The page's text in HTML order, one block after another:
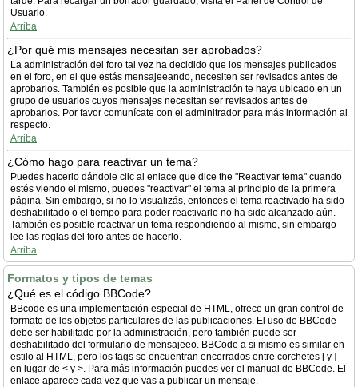
Usuario.
Arriba
¿Por qué mis mensajes necesitan ser aprobados?
La administración del foro tal vez ha decidido que los mensajes publicados
en el foro, en el que estás mensajeeando, necesiten ser revisados antes de
aprobarlos. También es posible que la administración te haya ubicado en un
grupo de usuarios cuyos mensajes necesitan ser revisados antes de
aprobarlos. Por favor comunícate con el adminitrador para más información al
respecto.
Arriba
¿Cómo hago para reactivar un tema?
Puedes hacerlo dándole clic al enlace que dice the "Reactivar tema" cuando
estés viendo el mismo, puedes "reactivar" el tema al principio de la primera
página. Sin embargo, si no lo visualizás, entonces el tema reactivado ha sido
deshabilitado o el tiempo para poder reactivarlo no ha sido alcanzado aún.
También es posible reactivar un tema respondiendo al mismo, sin embargo
lee las reglas del foro antes de hacerlo.
Arriba
Formatos y tipos de temas
¿Qué es el código BBCode?
BBcode es una implementación especial de HTML, ofrece un gran control de
formato de los objetos particulares de las publicaciones. El uso de BBCode
debe ser habilitado por la administración, pero también puede ser
deshabilitado del formulario de mensajeeo. BBCode a si mismo es similar en
estilo al HTML, pero los tags se encuentran encerrados entre corchetes [ y ]
en lugar de < y >. Para más información puedes ver el manual de BBCode. El
enlace aparece cada vez que vas a publicar un mensaje.